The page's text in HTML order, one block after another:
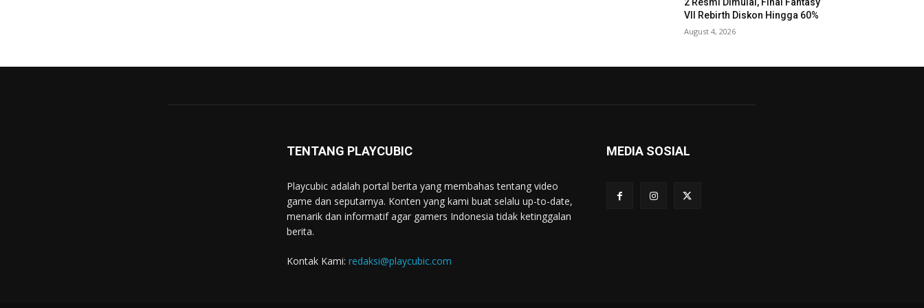
VII Rebirth Diskon Hingga 60%
August 4, 2026
TENTANG PLAYCUBIC
Playcubic adalah portal berita yang membahas tentang video
game dan seputarnya. Konten yang kami buat selalu up-to-date,
menarik dan informatif agar gamers Indonesia tidak ketinggalan
berita.
Kontak Kami: redaksi@playcubic.com
MEDIA SOSIAL